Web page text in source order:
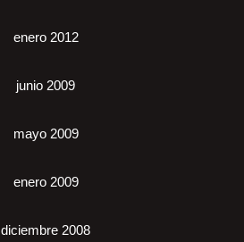
enero 2012
junio 2009
mayo 2009
enero 2009
diciembre 2008